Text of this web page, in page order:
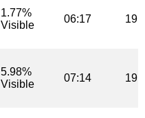
1.77%
Visible
06:17
5.98%
Visible
07:14